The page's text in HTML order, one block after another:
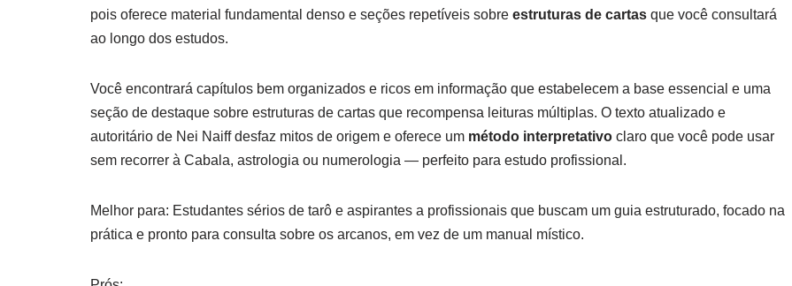
pois oferece material fundamental denso e seções repetíveis sobre estruturas de cartas que você consultará
ao longo dos estudos.
Você encontrará capítulos bem organizados e ricos em informação que estabelecem a base essencial e uma
seção de destaque sobre estruturas de cartas que recompensa leituras múltiplas. O texto atualizado e
autoritário de Nei Naiff desfaz mitos de origem e oferece um método interpretativo claro que você pode usar
sem recorrer à Cabala, astrologia ou numerologia — perfeito para estudo profissional.
Melhor para: Estudantes sérios de tarô e aspirantes a profissionais que buscam um guia estruturado, focado na
prática e pronto para consulta sobre os arcanos, em vez de um manual místico.